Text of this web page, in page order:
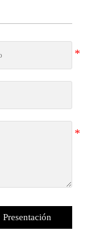
Presentación